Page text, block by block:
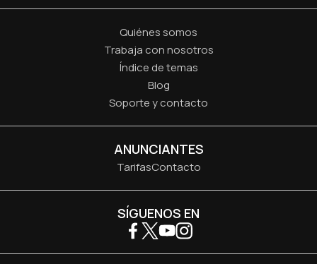
Quiénes somos
Trabaja con nosotros
Índice de temas
Blog
Soporte y contacto
ANUNCIANTES
TarifasContacto
SÍGUENOS EN